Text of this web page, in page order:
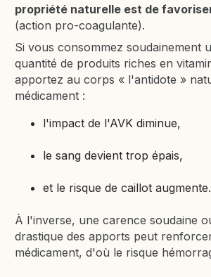
propriété naturelle est de
(action pro-coagulante).
Si vous consommez soudainement
quantité de produits riches en
apportez au corps « l'antidote »
médicament :
l'impact de l'AVK diminue,
le sang devient trop épais,
et le risque de caillot augmente.
À l'inverse, une carence soudaine
drastique des apports peut
médicament, d'où le risque